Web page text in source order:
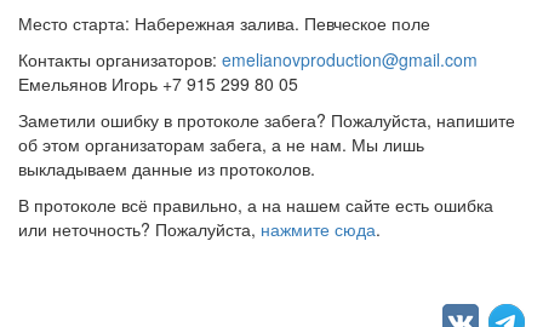
Место старта: Набережная залива. Певческое поле
Контакты организаторов: emelianovproduction@gmail.com
Емельянов Игорь +7 915 299 80 05
Заметили ошибку в протоколе забега? Пожалуйста, напишите
об этом организаторам забега, а не нам. Мы лишь
выкладываем данные из протоколов.
В протоколе всё правильно, а на нашем сайте есть ошибка
или неточность? Пожалуйста, нажмите сюда.